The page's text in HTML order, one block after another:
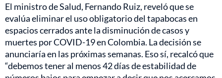
El ministro de Salud, Fernando Ruiz, reveló que se
evalúa eliminar el uso obligatorio del tapabocas en
espacios cerrados ante la disminución de casos y
muertes por COVID-19 en Colombia. La decisión se
anunciaría en las próximas semanas. Eso sí, recalcó que
“debemos tener al menos 42 días de estabilidad de